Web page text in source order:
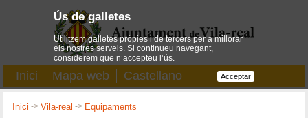
Inici Mapa web Castellano
Inici ->Vila-real -> Equipaments
Ús de galletes
Utilitzem galletes pròpies i de tercers per a millorar
els nostres serveis. Si continueu navegant,
considerem que n’accepteu l’ús.
Acceptar